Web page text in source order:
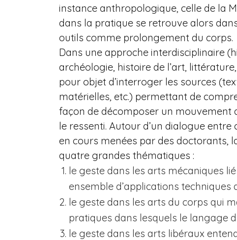
instance anthropologique, celle de la
dans la pratique se retrouve alors
outils comme prolongement du corps.
Dans une approche interdisciplinaire
archéologie, histoire de l’art,
pour objet d’interroger les sources
matérielles, etc.) permettant de
façon de décomposer un mouvement
le ressenti. Autour d’un dialogue
en cours menées par des doctorants,
quatre grandes thématiques :
le geste dans les arts mécaniques
ensemble d’applications techniques
le geste dans les arts du corps qui
pratiques dans lesquels le langage
le geste dans les arts libéraux